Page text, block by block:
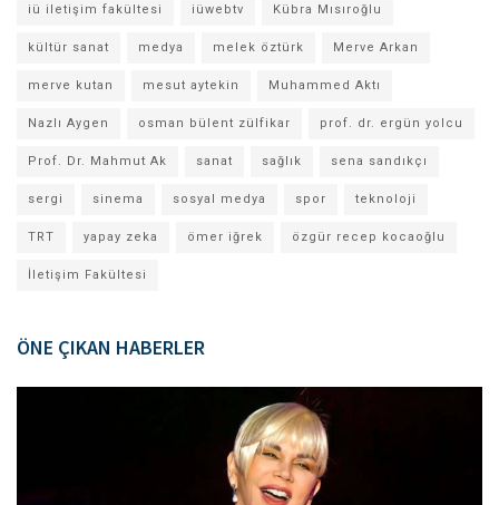
iü iletişim fakültesi iüwebtv Kübra Mısıroğlu
kültür sanat medya melek öztürk Merve Arkan
merve kutan mesut aytekin Muhammed Aktı
Nazlı Aygen osman bülent zülfikar prof. dr. ergün yolcu
Prof. Dr. Mahmut Ak sanat sağlık sena sandıkçı
sergi sinema sosyal medya spor teknoloji
TRT yapay zeka ömer iğrek özgür recep kocaoğlu
İletişim Fakültesi
ÖNE ÇIKAN HABERLER